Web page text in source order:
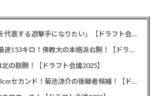
カープドラ6西川篤夢！「日本を代表する遊撃手になりたい」【ドラフト会議2025】
カープドラ5赤木晴哉！191cm最速153キロ！佛教大の本格派右腕！【ドラフト会議2025】
の剛腕！【ドラフト会議2025】
カープドラ3勝田成！近畿大163cmセカンド！菊池涼介の後継者候補！【ドラフト会議2025】